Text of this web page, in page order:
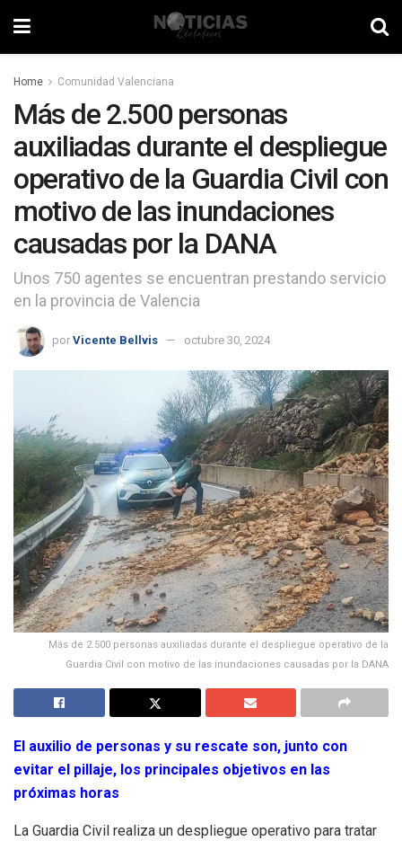
Home Comunidad Valenciana
Más de 2.500 personas
auxiliadas durante el despliegue
operativo de la Guardia Civil con
motivo de las inundaciones
causadas por la DANA
Unos 750 agentes se encuentran prestando servicio
en la provincia de Valencia
por Vicente Bellvis octubre 30, 2024
Más de 2.500 personas auxiliadas durante el despliegue operativo de la
Guardia Civil con motivo de las inundaciones causadas por la DANA
El auxilio de personas y su rescate son, junto con
evitar el pillaje, los principales objetivos en las
próximas horas
La Guardia Civil realiza un despliegue operativo para tratar